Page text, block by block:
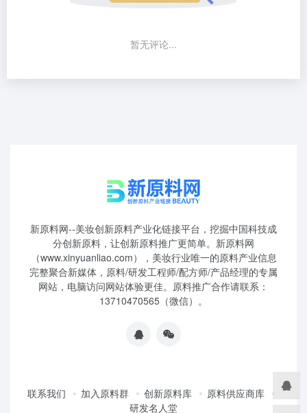
暂无评论...
新原料网--美妆创新原料产业化链接平台，挖掘中国科技成
分创新原料，让创新原料推广更简单。新原料网
（www.xinyuanliao.com），美妆行业唯一的原料产业信息
完整聚合新媒体，原料/研发工程师/配方师/产品经理的专属
网站，电脑访问网站体验更佳。原料推广合作请联系：
13710470565（微信）。
联系我们 加入原料群 创新原料库
原料供应商库
研发名人堂